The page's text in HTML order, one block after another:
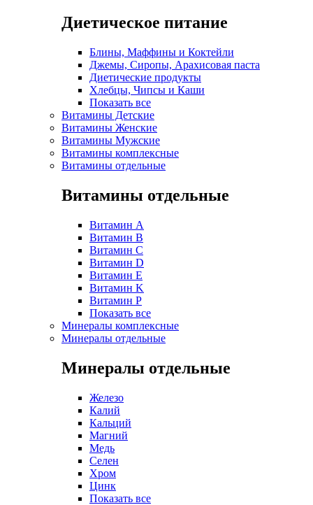
Диетическое питание
Блины, Маффины и Коктейли
Джемы, Сиропы, Арахисовая паста
Диетические продукты
Хлебцы, Чипсы и Каши
Показать все
Витамины Детские
Витамины Женские
Витамины Мужские
Витамины комплексные
Витамины отдельные
Витамины отдельные
Витамин A
Витамин B
Витамин C
Витамин D
Витамин E
Витамин K
Витамин P
Показать все
Минералы комплексные
Минералы отдельные
Минералы отдельные
Железо
Калий
Кальций
Магний
Медь
Селен
Хром
Цинк
Показать все